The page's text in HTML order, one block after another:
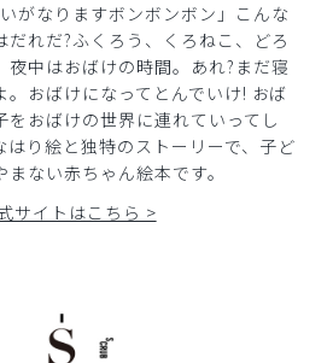
がなりますボンボンボン」こんな
だれだ?ふくろう、くろねこ、どろ
中はおばけの時間。あれ?まだ寝
。おばけになってとんでいけ! おば
をおばけの世界に連れていってし
はり絵と独特のストーリーで、子ど
ない赤ちゃん絵本です。
サイトはこちら >